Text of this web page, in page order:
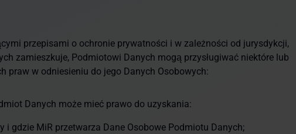
przepisami o ochronie prywatności i w zależności od jurysdykcji,
zamieszkuje, Podmiotowi Danych mogą przysługiwać niektóre lub
praw w odniesieniu do jego Danych Osobowych:
Danych może mieć prawo do uzyskania:
i gdzie MiR przetwarza Dane Osobowe Podmiotu Danych;